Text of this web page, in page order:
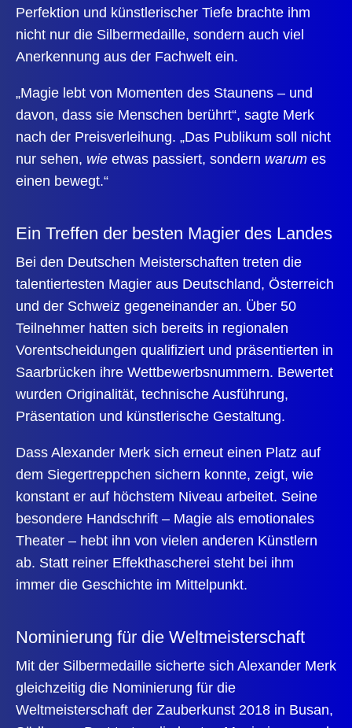
Perfektion und künstlerischer Tiefe brachte ihm
nicht nur die Silbermedaille, sondern auch viel
Anerkennung aus der Fachwelt ein.
„Magie lebt von Momenten des Staunens – und
davon, dass sie Menschen berührt“, sagte Merk
nach der Preisverleihung. „Das Publikum soll nicht
nur sehen, wie etwas passiert, sondern warum es
einen bewegt.“
Ein Treffen der besten Magier des Landes
Bei den Deutschen Meisterschaften treten die
talentiertesten Magier aus Deutschland, Österreich
und der Schweiz gegeneinander an. Über 50
Teilnehmer hatten sich bereits in regionalen
Vorentscheidungen qualifiziert und präsentierten in
Saarbrücken ihre Wettbewerbsnummern. Bewertet
wurden Originalität, technische Ausführung,
Präsentation und künstlerische Gestaltung.
Dass Alexander Merk sich erneut einen Platz auf
dem Siegertreppchen sichern konnte, zeigt, wie
konstant er auf höchstem Niveau arbeitet. Seine
besondere Handschrift – Magie als emotionales
Theater – hebt ihn von vielen anderen Künstlern
ab. Statt reiner Effekthascherei steht bei ihm
immer die Geschichte im Mittelpunkt.
Nominierung für die Weltmeisterschaft
Mit der Silbermedaille sicherte sich Alexander Merk
gleichzeitig die Nominierung für die
Weltmeisterschaft der Zauberkunst 2018 in Busan,